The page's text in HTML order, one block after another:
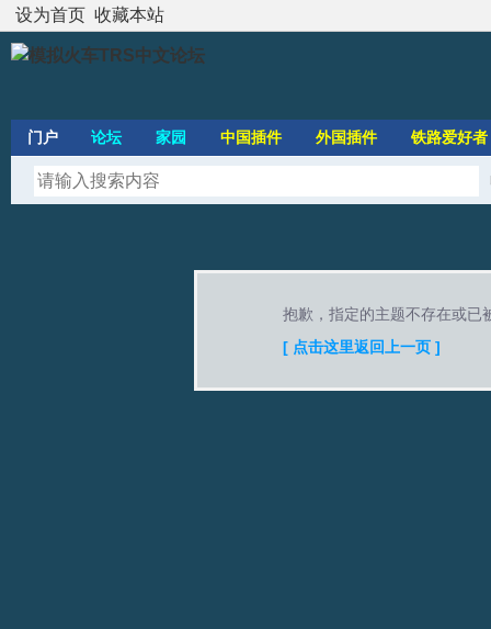
设为首页 收藏本站
门户 论坛 家园 中国插件 外国插件 铁路爱好者
抱歉，指定的主题不存在或已
[ 点击这里返回上一页 ]